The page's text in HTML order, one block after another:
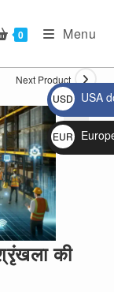
0 Menu
Next Product
🔍
की
USD
$
USA
EUR
€